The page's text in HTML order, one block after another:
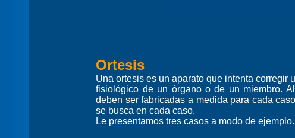
Ortesis
Una ortesis es un aparato que intenta
fisiológico de un órgano o de un miembro.
deben ser fabricadas a medida para cada
se busca en cada caso.
Le presentamos tres casos a modo de ejemplo.